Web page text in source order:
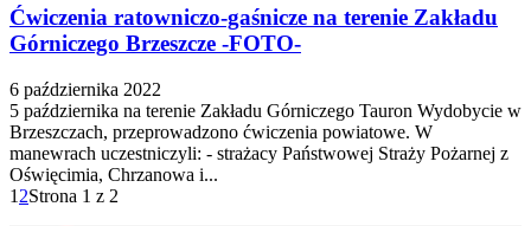
Ćwiczenia ratowniczo-gaśnicze na terenie Zakładu
Górniczego Brzeszcze -FOTO-
6 października 2022
5 października na terenie Zakładu Górniczego Tauron Wydobycie w
Brzeszczach, przeprowadzono ćwiczenia powiatowe. W
manewrach uczestniczyli: - strażacy Państwowej Straży Pożarnej z
Oświęcimia, Chrzanowa i...
1 2Strona 1 z 2